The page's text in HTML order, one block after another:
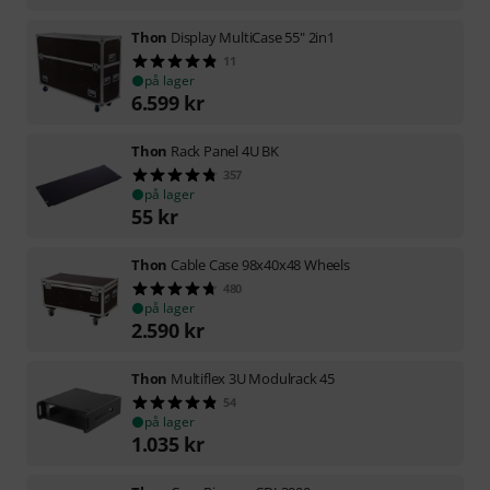
Thon Display MultiCase 55" 2in1
11
på lager
6.599 kr
Thon Rack Panel 4U BK
357
på lager
55 kr
Thon Cable Case 98x40x48 Wheels
480
på lager
2.590 kr
Thon Multiflex 3U Modulrack 45
54
på lager
1.035 kr